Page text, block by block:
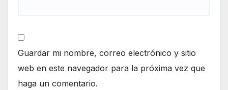
Guardar mi nombre, correo electrónico y sitio
web en este navegador para la próxima vez que
haga un comentario.